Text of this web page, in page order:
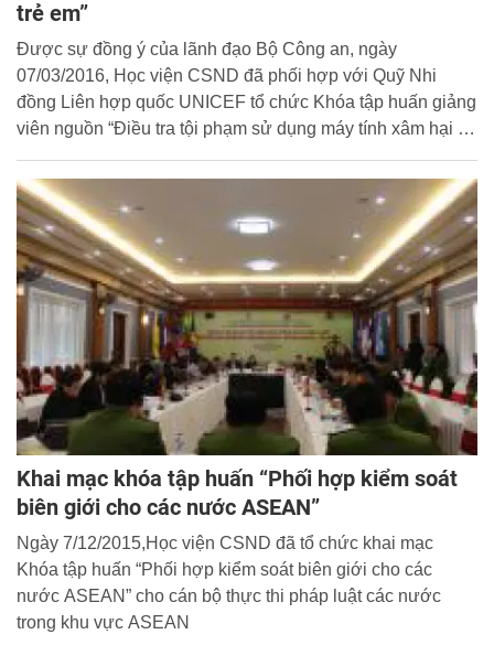
trẻ em”
Được sự đồng ý của lãnh đạo Bộ Công an, ngày
07/03/2016, Học viện CSND đã phối hợp với Quỹ Nhi
đồng Liên hợp quốc UNICEF tổ chức Khóa tập huấn giảng
viên nguồn “Điều tra tội phạm sử dụng máy tính xâm hại trẻ
Khai mạc khóa tập huấn “Phối hợp kiểm soát
biên giới cho các nước ASEAN”
Ngày 7/12/2015,Học viện CSND đã tổ chức khai mạc
Khóa tập huấn “Phối hợp kiểm soát biên giới cho các
nước ASEAN” cho cán bộ thực thi pháp luật các nước
trong khu vực ASEAN